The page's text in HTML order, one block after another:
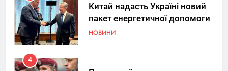
Китай надасть Україні новий
пакет енергетичної допомоги
НОВИНИ
4